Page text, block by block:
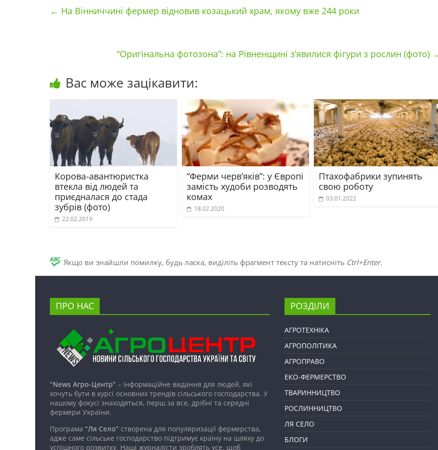
← На Вінниччині фермер відновив козацький храм, якому вже 244 роки
“Оригінальна фотозона”: на Рівненщині з’явилися фігури з рослин (фото)
Вас може зацікавити:
Корова-авантюристка
втекла від людей та
приєдналася до стада
зубрів (фото)
22.02.2019
“Ферми черв’яків”: у Європі
замість худоби розводять
комах
18.02.2020
Птахофабрики зупинять
свою роботу
03.01.2022
Якщо ви знайшли помилку, будь ласка, виділіть фрагмент тексту та натисніть Ctrl+Enter.
ПРО НАС
“News Агро-Центр” – інформаційне видання для людей, які
хочуть бути в курсі основних трендів сільського господарства. У
нашому фокусі знаходяться, перш за все, дрібні та середні
фермери України.
Програма “Ля Село” створена для популяризації фермерства,
адже саме сільське господарство підтримує країну на шляху до
успішного розвитку. Наші журналісти зроблять усе, щоб
РОЗДІЛИ
АГРОТЕХНІКА
АГРОПОЛІТИКА
АГРОПРАВО
ЕКО-ФЕРМЕРСТВО
ТВАРИННИЦТВО
РОСЛИННИЦТВО
ЛЯ СЕЛО
БЛОГИ